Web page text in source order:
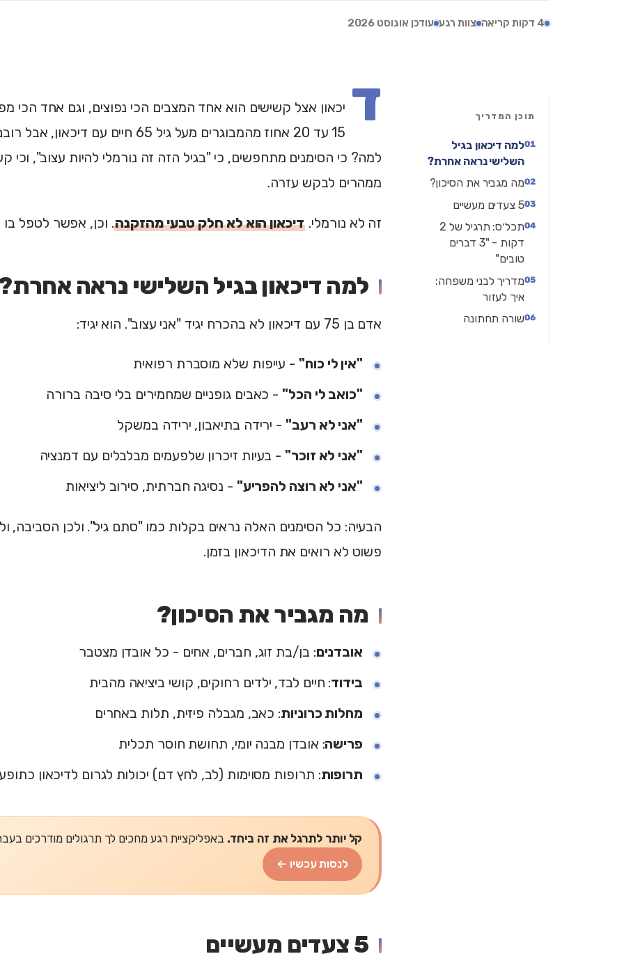
4 דקות קריאה צוות רגע עודכן אוגוסט 2026
תוכן המדריך
למה דיכאון בגיל
השלישי נראה אחרת?
מה מגביר את הסיכון?
5 צעדים מעשיים
תכל׳ס: תרגיל של 2
דקות - "3 דברים
טובים"
מדריך לבני משפחה:
איך לעזור
שורה תחתונה
ד יכאון אצל קשישים הוא אחד המצבים הכי נפוצים, וגם אחד הכי
15 עד 20 אחוז מהמבוגרים מעל גיל 65 חיים
למה? כי הסימנים מתחפשים, כי "בגיל הזה זה נורמלי להיות עצוב",
ממהרים לבקש עזרה.
זה לא נורמלי. דיכאון הוא לא חלק טבעי מהזקנה. וכן, אפשר לטפל בו
למה דיכאון בגיל השלישי נראה
אדם בן 75 עם דיכאון לא בהכרח יגיד "אני עצוב". הוא יגיד:
"אין לי כוח"- עייפות שלא מוסברת רפואית
"כואב לי הכל"- כאבים גופניים שמחמירים בלי סיבה ברורה
"אני לא רעב"- ירידה בתיאבון, ירידה במשקל
"אני לא זוכר"- בעיות זיכרון שלפעמים מבלבלים עם דמנציה
"אני לא רוצה להפריע" - נסיגה חברתית, סירוב ליציאות
הבעיה: כל הסימנים האלה נראים בקלות כמו "סתם גיל". ולכן הסביבה,
פשוט לא רואים את הדיכאון בזמן.
מה מגביר את הסיכון?
אובדנים: בן/בת זוג, חברים, אחים - כל אובדן מצטבר
בידוד: חיים לבד, ילדים רחוקים, קושי ביציאה מהבית
מחלות כרוניות: כאב, מגבלה פיזית, תלות באחרים
פרישה: אובדן מבנה יומי, תחושת חוסר תכלית
תרופות: תרופות מסוימות (לב, לחץ דם) יכולות לגרום לדיכאון
קל יותר לתרגל את זה ביחד. באפליקציית רגע מחכים לך תרגולים מודרכים בעברית של 2-5
לנסות עכשיו ←
5 צעדים מעשיים